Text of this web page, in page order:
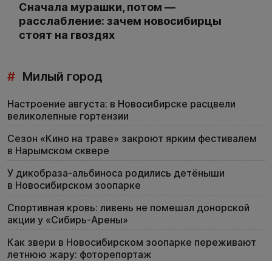
Сначала мурашки, потом —
расслабление: зачем новосибирцы
стоят на гвоздях
# Милый город
Настроение августа: в Новосибирске расцвели
великолепные гортензии
Сезон «Кино на траве» закроют ярким фестивалем
в Нарымском сквере
У дикобраза-альбиноса родились детёныши
в Новосибирском зоопарке
Спортивная кровь: ливень не помешал донорской
акции у «Сибирь-Арены»
Как звери в Новосибирском зоопарке переживают
летнюю жару: фоторепортаж